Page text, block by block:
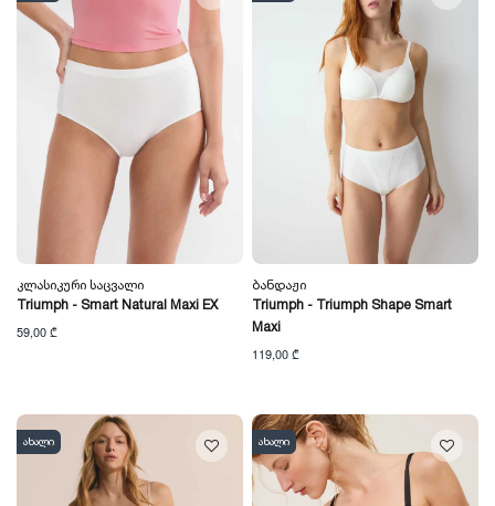
Კლასიკური Საცვალი
Triumph - Smart Natural Maxi EX
59,00 ₾
Ბანდაჟი
Triumph - Triumph Shape Smart
Maxi
119,00 ₾
ახალი ახალი